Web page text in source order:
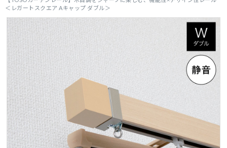
＜レガートスクエア Aキャップ ダブル＞